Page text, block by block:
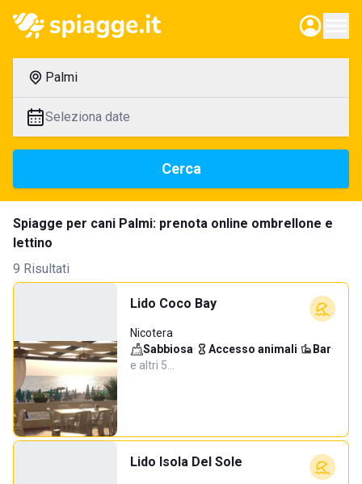
Palmi
Seleziona date
Cerca
Spiagge per cani Palmi: prenota online ombrellone e
lettino
9 Risultati
Lido Coco Bay
Nicotera
Sabbiosa· Accesso animali· Bar·
e altri 5…
Lido Isola Del Sole